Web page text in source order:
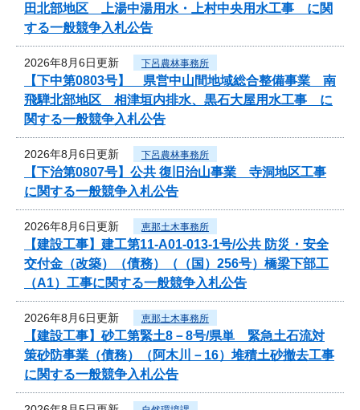
田北部地区 上湯中湯用水・上村中央用水工事 に関
する一般競争入札公告
2026年8月6日更新 下呂農林事務所
【下中第0803号】 県営中山間地域総合整備事業 南
飛騨北部地区 相津垣内排水、黒石大屋用水工事 に
関する一般競争入札公告
2026年8月6日更新 下呂農林事務所
【下治第0807号】公共 復旧治山事業 寺洞地区工事
に関する一般競争入札公告
2026年8月6日更新 恵那土木事務所
【建設工事】建工第11-A01-013-1号/公共 防災・安全
交付金（改築）（債務）（（国）256号）橋梁下部工
（A1）工事に関する一般競争入札公告
2026年8月6日更新 恵那土木事務所
【建設工事】砂工第緊土8－8号/県単 緊急土石流対
策砂防事業（債務）（阿木川－16）堆積土砂撤去工事
に関する一般競争入札公告